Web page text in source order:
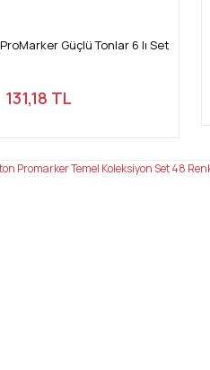
Güçlü Tonlar 6 lı Set
131,18 TL